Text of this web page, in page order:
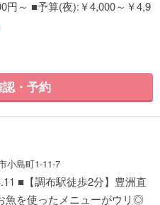
円～ ■予算(夜):￥4,000～￥4,9
・予約
小島町1-11-7
【調布駅徒歩2分】豊洲直
魚を使ったメニューがウリ◎